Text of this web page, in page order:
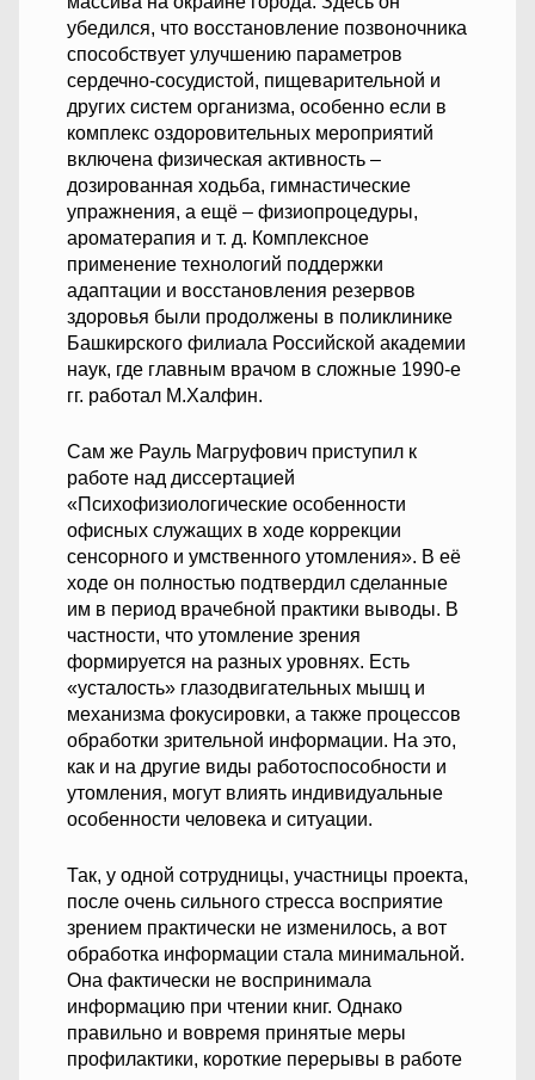
убедился, что восстановление позвоночника
способствует улучшению параметров
сердечно-сосудистой, пищеварительной и
других систем организма, особенно если в
комплекс оздоровительных мероприятий
включена физическая активность –
дозированная ходьба, гимнастические
упражнения, а ещё – физиопроцедуры,
ароматерапия и т. д. Комплексное
применение технологий поддержки
адаптации и восстановления резервов
здоровья были продолжены в поликлинике
Башкирского филиала Российской академии
наук, где главным врачом в сложные 1990-е
гг. работал М.Халфин.
Сам же Рауль Магруфович приступил к
работе над диссертацией
«Психофизиологические особенности
офисных служащих в ходе коррекции
сенсорного и умственного утомления». В её
ходе он полностью подтвердил сделанные
им в период врачебной практики выводы. В
частности, что утомление зрения
формируется на разных уровнях. Есть
«усталость» глазодвигательных мышц и
механизма фокусировки, а также процессов
обработки зрительной информации. На это,
как и на другие виды работоспособности и
утомления, могут влиять индивидуальные
особенности человека и ситуации.
Так, у одной сотрудницы, участницы проекта,
после очень сильного стресса восприятие
зрением практически не изменилось, а вот
обработка информации стала минимальной.
Она фактически не воспринимала
информацию при чтении книг. Однако
правильно и вовремя принятые меры
профилактики, короткие перерывы в работе